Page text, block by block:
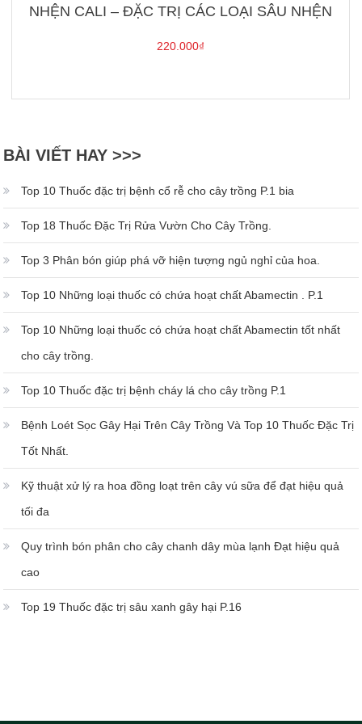
NHỆN CALI – ĐẶC TRỊ CÁC LOẠI SÂU NHỆN
220.000₫
BÀI VIẾT HAY >>>
Top 10 Thuốc đặc trị bệnh cổ rễ cho cây trồng P.1 bia
Top 18 Thuốc Đặc Trị Rửa Vườn Cho Cây Trồng.
Top 3 Phân bón giúp phá vỡ hiện tượng ngủ nghỉ của hoa.
Top 10 Những loại thuốc có chứa hoạt chất Abamectin . P.1
Top 10 Những loại thuốc có chứa hoạt chất Abamectin tốt nhất
cho cây trồng.
Top 10 Thuốc đặc trị bệnh cháy lá cho cây trồng P.1
Bệnh Loét Sọc Gây Hại Trên Cây Trồng Và Top 10 Thuốc Đặc Trị
Tốt Nhất.
Kỹ thuật xử lý ra hoa đồng loạt trên cây vú sữa để đạt hiệu quả
tối đa
Quy trình bón phân cho cây chanh dây mùa lạnh Đạt hiệu quả
cao
Top 19 Thuốc đặc trị sâu xanh gây hại P.16